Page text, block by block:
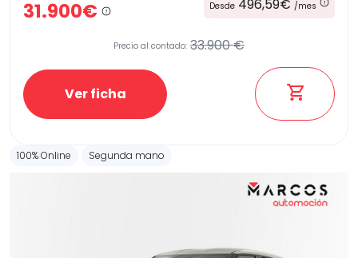
31.900€ Desde 496,59€ /mes
Precio al contado: 33.900 €
Ver ficha
100% Online Segunda mano